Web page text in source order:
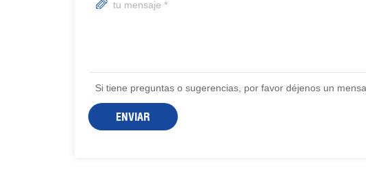
Si tiene preguntas o sugerencias, por favor déjenos un